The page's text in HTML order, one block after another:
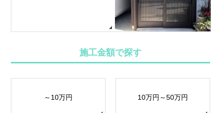
施工金額で探す
～10万円 10万円～50万円